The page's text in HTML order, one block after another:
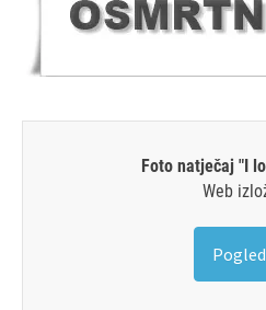
Foto natječaj "I
Web